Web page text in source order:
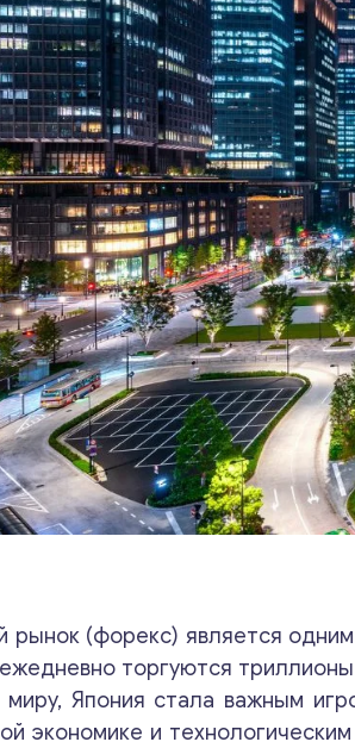
рынок (форекс) является
торгуются
Япония стала важным
экономике и